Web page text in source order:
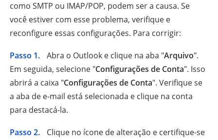
como SMTP ou IMAP/POP, podem ser a causa. Se
você estiver com esse problema, verifique e
reconfigure essas configurações. Para corrigir:
Passo 1. Abra o Outlook e clique na aba "Arquivo".
Em seguida, selecione "Configurações de Conta". Isso
abrirá a caixa "Configurações de Conta". Verifique se
a aba de e-mail está selecionada e clique na conta
para destacá-la.
Passo 2.
Clique no ícone de alteração e certifique-se